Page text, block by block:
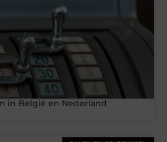
in België en Nederland